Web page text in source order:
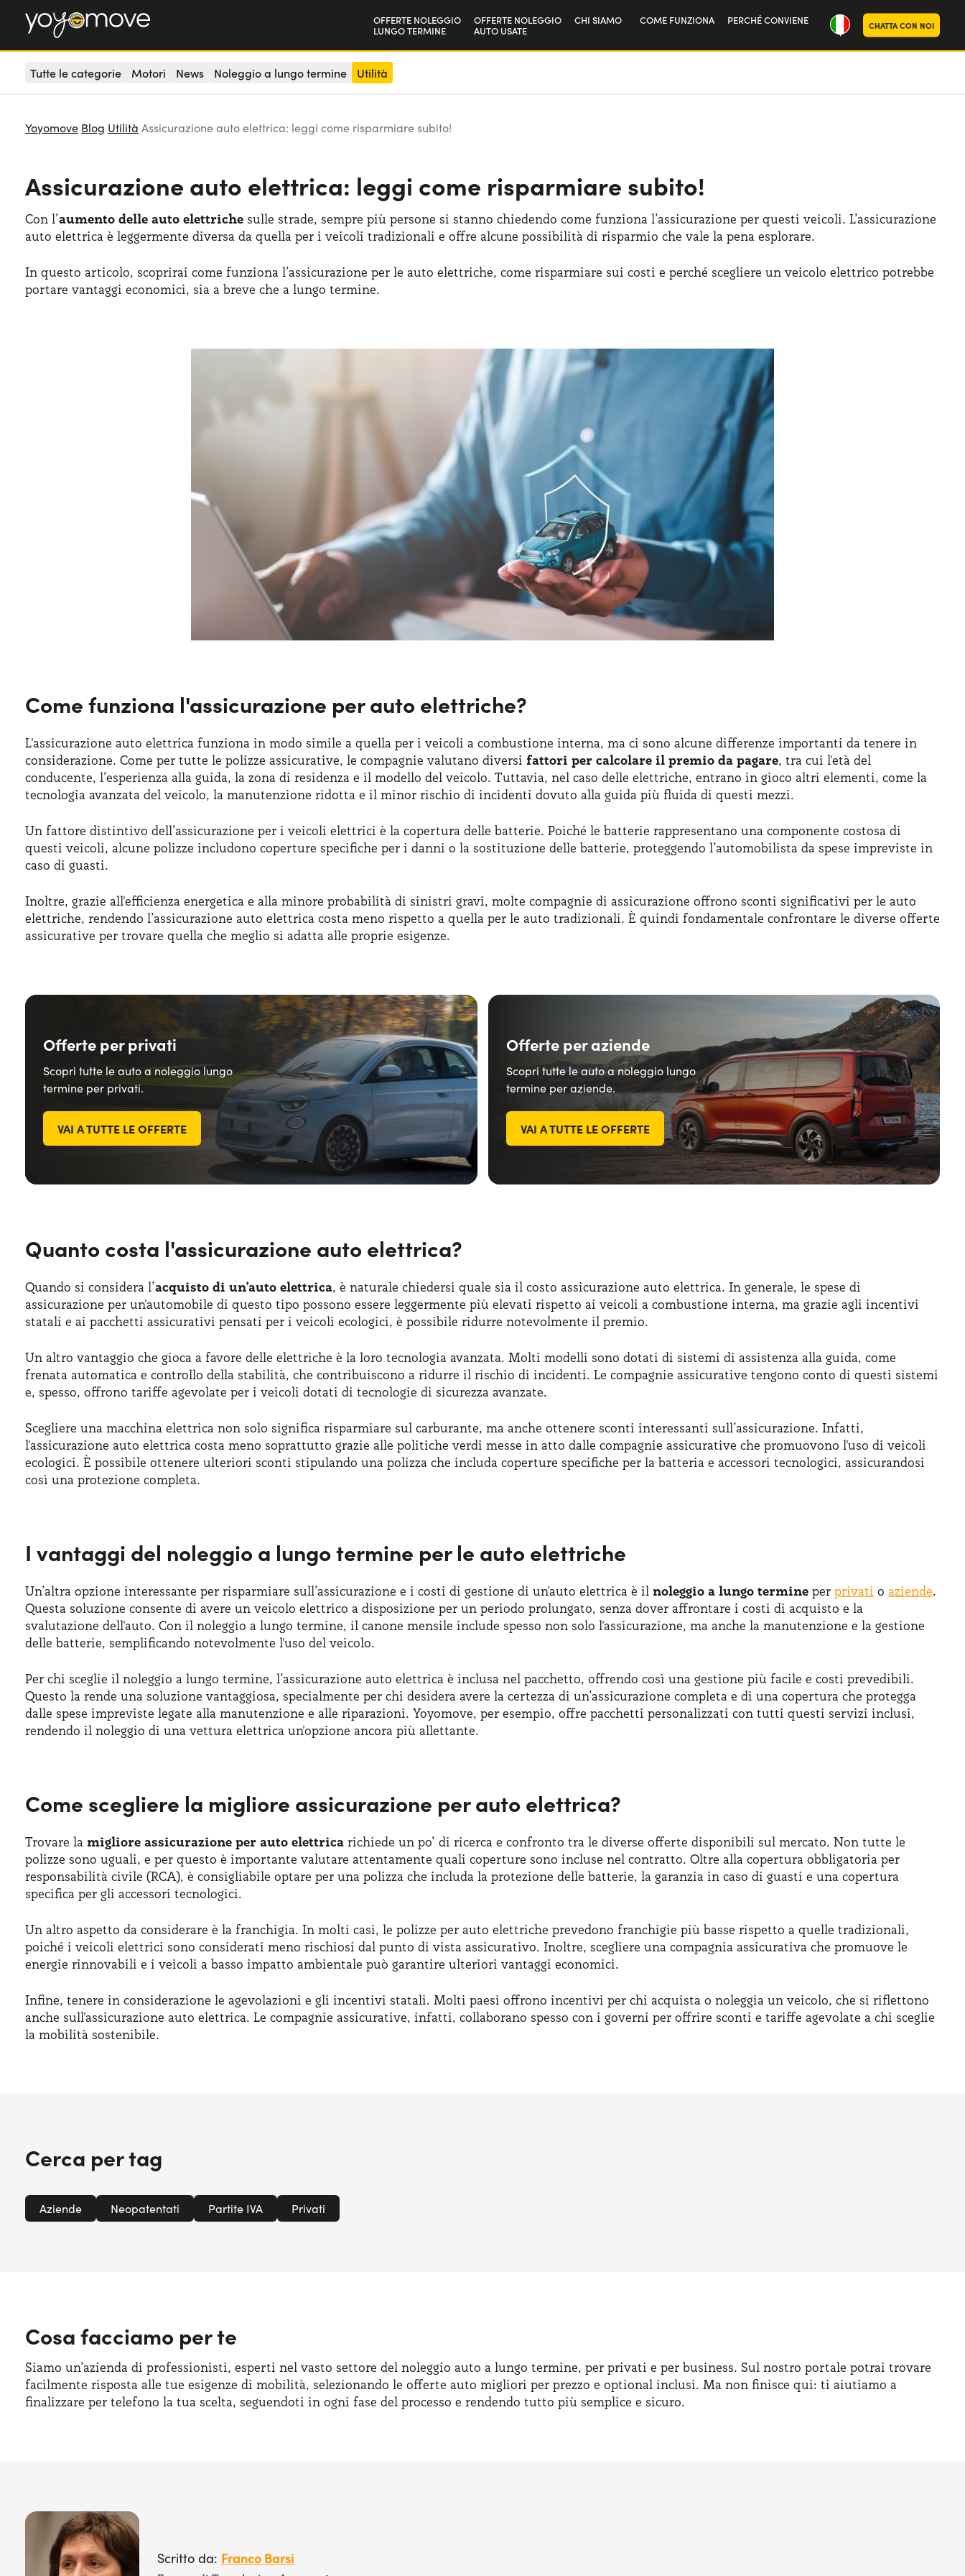
OFFERTE NOLEGGIO
LUNGO TERMINE
Aziende e P.IVA
OFFERTE NOLEGGIO
AUTO USATE
CHI SIAMO COME FUNZIONA PERCHÉ CONVIENE CHATTA CON NOI
Tutte le categorie Motori News Noleggio a lungo termine Utilità
Yoyomove Blog Utilità Assicurazione auto elettrica: leggi come risparmiare subito!
Assicurazione auto elettrica: leggi come risparmiare subito!
Con l’aumento delle auto elettriche sulle strade, sempre più persone si stanno chiedendo come funziona l’assicurazione per questi veicoli. L’assicurazione
auto elettrica è leggermente diversa da quella per i veicoli tradizionali e offre alcune possibilità di risparmio che vale la pena esplorare.
In questo articolo, scoprirai come funziona l’assicurazione per le auto elettriche, come risparmiare sui costi e perché scegliere un veicolo elettrico potrebbe
portare vantaggi economici, sia a breve che a lungo termine.
Come funziona l'assicurazione per auto elettriche?
L'assicurazione auto elettrica funziona in modo simile a quella per i veicoli a combustione interna, ma ci sono alcune differenze importanti da tenere in
considerazione. Come per tutte le polizze assicurative, le compagnie valutano diversi fattori per calcolare il premio da pagare, tra cui l'età del
conducente, l’esperienza alla guida, la zona di residenza e il modello del veicolo. Tuttavia, nel caso delle elettriche, entrano in gioco altri elementi, come la
tecnologia avanzata del veicolo, la manutenzione ridotta e il minor rischio di incidenti dovuto alla guida più fluida di questi mezzi.
Un fattore distintivo dell’assicurazione per i veicoli elettrici è la copertura delle batterie. Poiché le batterie rappresentano una componente costosa di
questi veicoli, alcune polizze includono coperture specifiche per i danni o la sostituzione delle batterie, proteggendo l’automobilista da spese impreviste in
caso di guasti.
Inoltre, grazie all'efficienza energetica e alla minore probabilità di sinistri gravi, molte compagnie di assicurazione offrono sconti significativi per le auto
elettriche, rendendo l’assicurazione auto elettrica costa meno rispetto a quella per le auto tradizionali. È quindi fondamentale confrontare le diverse offerte
assicurative per trovare quella che meglio si adatta alle proprie esigenze.
Offerte per privati
Scopri tutte le auto a noleggio lungo
termine per privati.
VAI A TUTTE LE OFFERTE
Offerte per aziende
Scopri tutte le auto a noleggio lungo
termine per aziende.
VAI A TUTTE LE OFFERTE
Quanto costa l'assicurazione auto elettrica?
Quando si considera l’acquisto di un’auto elettrica, è naturale chiedersi quale sia il costo assicurazione auto elettrica. In generale, le spese di
assicurazione per un'automobile di questo tipo possono essere leggermente più elevati rispetto ai veicoli a combustione interna, ma grazie agli incentivi
statali e ai pacchetti assicurativi pensati per i veicoli ecologici, è possibile ridurre notevolmente il premio.
Un altro vantaggio che gioca a favore delle elettriche è la loro tecnologia avanzata. Molti modelli sono dotati di sistemi di assistenza alla guida, come
frenata automatica e controllo della stabilità, che contribuiscono a ridurre il rischio di incidenti. Le compagnie assicurative tengono conto di questi sistemi
e, spesso, offrono tariffe agevolate per i veicoli dotati di tecnologie di sicurezza avanzate.
Scegliere una macchina elettrica non solo significa risparmiare sul carburante, ma anche ottenere sconti interessanti sull’assicurazione. Infatti,
l'assicurazione auto elettrica costa meno soprattutto grazie alle politiche verdi messe in atto dalle compagnie assicurative che promuovono l'uso di veicoli
ecologici. È possibile ottenere ulteriori sconti stipulando una polizza che includa coperture specifiche per la batteria e accessori tecnologici, assicurandosi
così una protezione completa.
I vantaggi del noleggio a lungo termine per le auto elettriche
Un’altra opzione interessante per risparmiare sull’assicurazione e i costi di gestione di un'auto elettrica è il noleggio a lungo termine per privati o aziende.
Questa soluzione consente di avere un veicolo elettrico a disposizione per un periodo prolungato, senza dover affrontare i costi di acquisto e la
svalutazione dell'auto. Con il noleggio a lungo termine, il canone mensile include spesso non solo l'assicurazione, ma anche la manutenzione e la gestione
delle batterie, semplificando notevolmente l'uso del veicolo.
Per chi sceglie il noleggio a lungo termine, l’assicurazione auto elettrica è inclusa nel pacchetto, offrendo così una gestione più facile e costi prevedibili.
Questo la rende una soluzione vantaggiosa, specialmente per chi desidera avere la certezza di un’assicurazione completa e di una copertura che protegga
dalle spese impreviste legate alla manutenzione e alle riparazioni. Yoyomove, per esempio, offre pacchetti personalizzati con tutti questi servizi inclusi,
rendendo il noleggio di una vettura elettrica un'opzione ancora più allettante.
Come scegliere la migliore assicurazione per auto elettrica?
Trovare la migliore assicurazione per auto elettrica richiede un po’ di ricerca e confronto tra le diverse offerte disponibili sul mercato. Non tutte le
polizze sono uguali, e per questo è importante valutare attentamente quali coperture sono incluse nel contratto. Oltre alla copertura obbligatoria per
responsabilità civile (RCA), è consigliabile optare per una polizza che includa la protezione delle batterie, la garanzia in caso di guasti e una copertura
specifica per gli accessori tecnologici.
Un altro aspetto da considerare è la franchigia. In molti casi, le polizze per auto elettriche prevedono franchigie più basse rispetto a quelle tradizionali,
poiché i veicoli elettrici sono considerati meno rischiosi dal punto di vista assicurativo. Inoltre, scegliere una compagnia assicurativa che promuove le
energie rinnovabili e i veicoli a basso impatto ambientale può garantire ulteriori vantaggi economici.
Infine, tenere in considerazione le agevolazioni e gli incentivi statali. Molti paesi offrono incentivi per chi acquista o noleggia un veicolo, che si riflettono
anche sull'assicurazione auto elettrica. Le compagnie assicurative, infatti, collaborano spesso con i governi per offrire sconti e tariffe agevolate a chi sceglie
la mobilità sostenibile.
Cerca per tag
Aziende Neopatentati Partite IVA Privati
Cosa facciamo per te
Siamo un’azienda di professionisti, esperti nel vasto settore del noleggio auto a lungo termine, per privati e per business. Sul nostro portale potrai trovare
facilmente risposta alle tue esigenze di mobilità, selezionando le offerte auto migliori per prezzo e optional inclusi. Ma non finisce qui: ti aiutiamo a
finalizzare per telefono la tua scelta, seguendoti in ogni fase del processo e rendendo tutto più semplice e sicuro.
Scritto da: Franco Barsi